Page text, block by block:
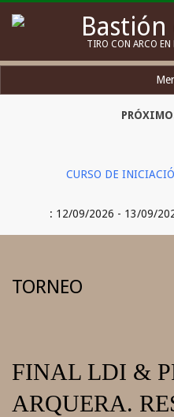
Bastión
de
Alanos
TIRO CON ARCO EN
Navigation
CURSO DE
: 12/09/2026 - 13/09/
TORNEO
FINAL LDI &
ARQUERA.